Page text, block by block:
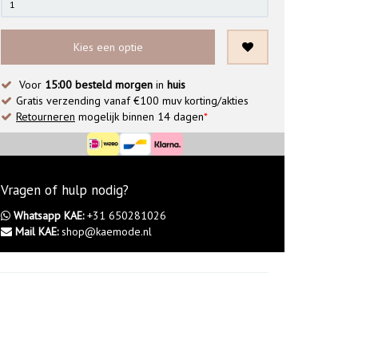
Kies een optie
Voor 15:00 besteld morgen in huis
Gratis verzending vanaf €100 muv korting/akties
Retourneren mogelijk binnen 14 dagen*
Vragen of hulp nodig?
Whatsapp KAE:+31 650281026
Mail KAE:shop@kaemode.nl